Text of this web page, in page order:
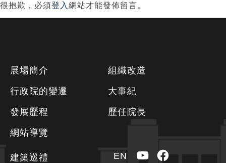
很抱歉，必須登入網站才能發佈留言。
展場簡介
行政院的變遷
發展歷程
網站導覽
組織改造
大事紀
歷任院長
建築巡禮
EN YouTubeFacebook